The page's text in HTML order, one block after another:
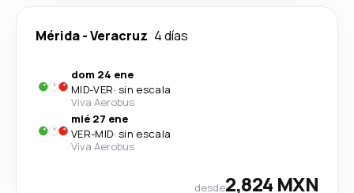
Mérida-Veracruz 4 días
dom 24 ene
MID-VER· sin escala
Viva Aerobus
mié 27 ene
VER-MID· sin escala
Viva Aerobus
desde2,824 MXN